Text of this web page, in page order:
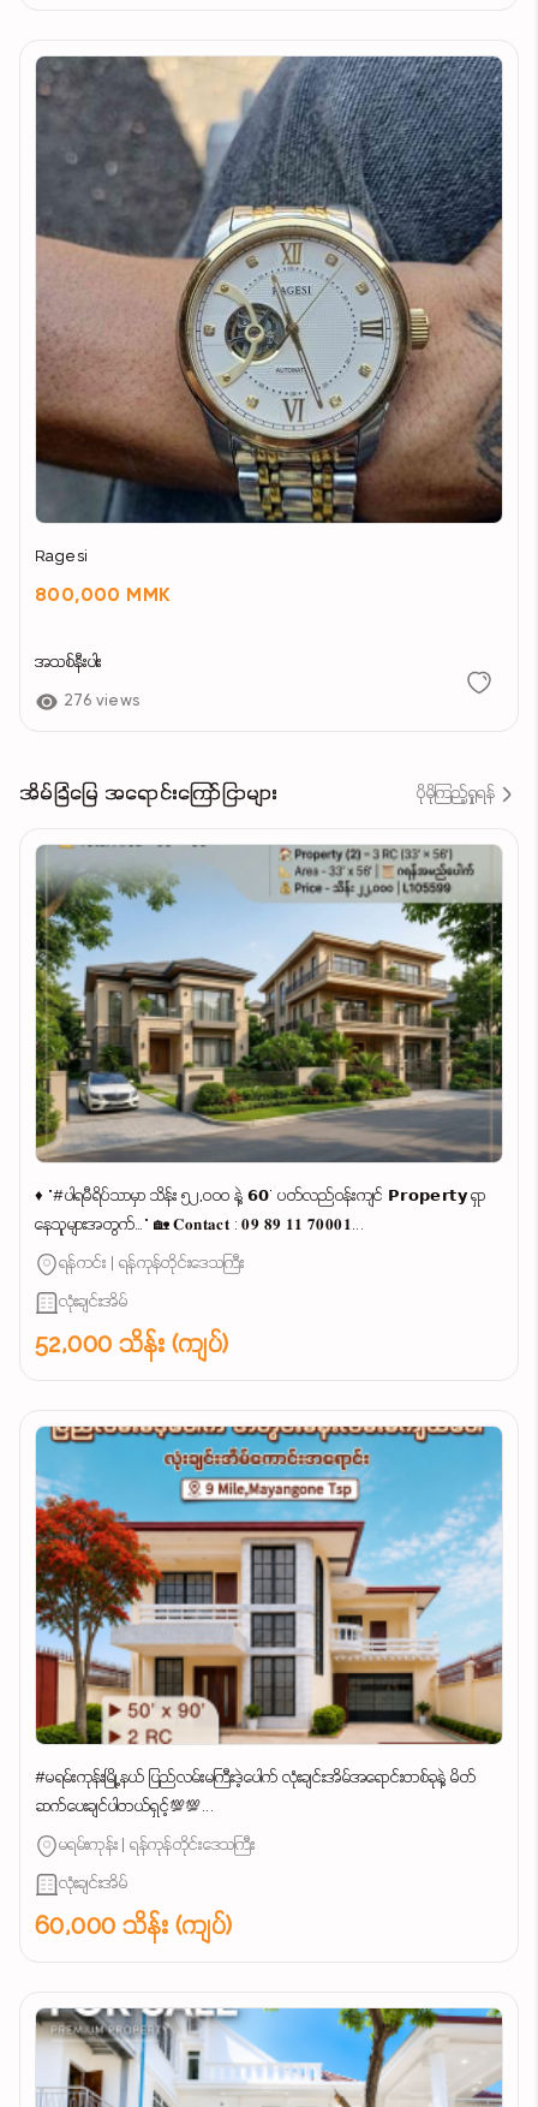
Ragesi
800,000 MMK
အသစ်နီးပါး
276 views
အိမ်ခြံမြေ အရောင်းကြော်ငြာများ ပိုမိုကြည့်ရှုရန်
♦ "#ပါရမီရိပ်သာမှာ သိန်း ၅၂,၀၀၀ နဲ့ 𝟲𝟬' ပတ်လည်ဝန်းကျင် 𝗣𝗿𝗼𝗽𝗲𝗿𝘁𝘆 ရှာ
နေသူများအတွက်…" 🏡 𝐂𝐨𝐧𝐭𝐚𝐜𝐭 : 𝟎𝟗 𝟖𝟗 𝟏𝟏 𝟕𝟎𝟎𝟎𝟏...
ရန်ကင်း | ရန်ကုန်တိုင်းဒေသကြီး
လုံးချင်းအိမ်
52,000 သိန်း (ကျပ်)
#မရမ်းကုန်းမြို့နယ် ပြည်လမ်းမကြီးဒဲ့ပေါက် လုံးချင်းအိမ်အရောင်းတစ်ခုနဲ့ မိတ်
ဆက်ပေးချင်ပါတယ်ရှင့်💯💯...
မရမ်းကုန်း | ရန်ကုန်တိုင်းဒေသကြီး
လုံးချင်းအိမ်
60,000 သိန်း (ကျပ်)